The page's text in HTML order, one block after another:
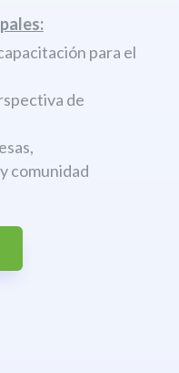
para el
de
comunidad